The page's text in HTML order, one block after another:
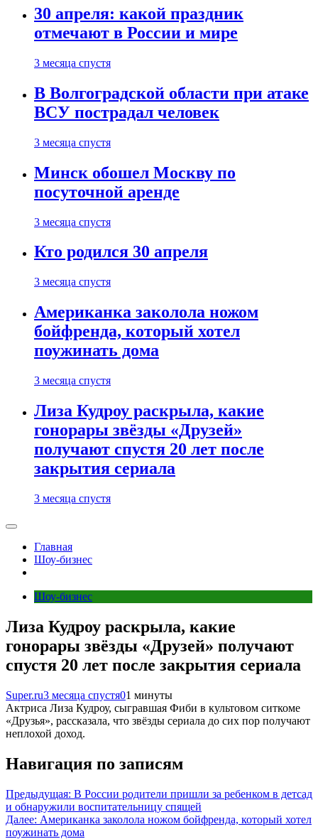
30 апреля: какой праздник
отмечают в России и мире
3 месяца спустя
В Волгоградской области при атаке
ВСУ пострадал человек
3 месяца спустя
Минск обошел Москву по
посуточной аренде
3 месяца спустя
Кто родился 30 апреля
3 месяца спустя
Американка заколола ножом
бойфренда, который хотел
поужинать дома
3 месяца спустя
Лиза Кудроу раскрыла, какие
гонорары звёзды «Друзей»
получают спустя 20 лет после
закрытия сериала
3 месяца спустя
Главная
Шоу-бизнес
Шоу-бизнес
Лиза Кудроу раскрыла, какие
гонорары звёзды «Друзей» получают
спустя 20 лет после закрытия сериала
Super.ru3 месяца спустя01 минуты
Актриса Лиза Кудроу, сыгравшая Фиби в культовом ситкоме
«Друзья», рассказала, что звёзды сериала до сих пор получают
неплохой доход.
Навигация по записям
Предыдущая: В России родители пришли за ребенком в детсад
и обнаружили воспитательницу спящей
Далее: Американка заколола ножом бойфренда, который хотел
поужинать дома